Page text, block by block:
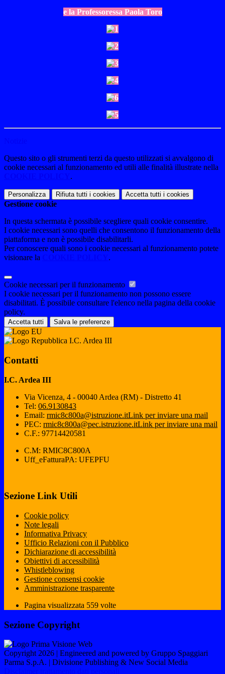
e la Professoressa Paola Toro
Questo sito o gli strumenti terzi da questo utilizzati si avvalgono di
cookie necessari al funzionamento ed utili alle finalità illustrate nella
.
Personalizza Rifiuta tutti i cookies Accetta tutti i cookies
Gestione cookie
In questa schermata è possibile scegliere quali cookie consentire.
I cookie necessari sono quelli che consentono il funzionamento della
piattaforma e non è possibile disabilitarli.
Per conoscere quali sono i cookie necessari al funzionamento potete
visionare la
.
Cookie necessari per il funzionamento
I cookie necessari per il funzionamento non possono essere
disabilitati. È possibile consultare l'elenco nella pagina della cookie
policy.
Accetta tutti Salva le preferenze
I.C. Ardea III
Contatti
I.C. Ardea III
Via Vicenza, 4 - 00040 Ardea (RM) - Distretto 41
Tel: 06.9130843
Email: rmic8c800a@istruzione.itLink per inviare una mail
PEC: rmic8c800a@pec.istruzione.itLink per inviare una mail
C.F.: 97714420581
C.M: RMIC8C800A
Uff_eFatturaPA: UFEPFU
Sezione Link Utili
Cookie policy
Note legali
Informativa Privacy
Ufficio Relazioni con il Pubblico
Dichiarazione di accessibilità
Obiettivi di accessibilità
Whistleblowing
Gestione consensi cookie
Amministrazione trasparente
Pagina visualizzata 559 volte
Sezione Copyright
Copyright 2026 | Engineered and powered by Gruppo Spaggiari
Parma S.p.A. | Divisione Publishing & New Social Media